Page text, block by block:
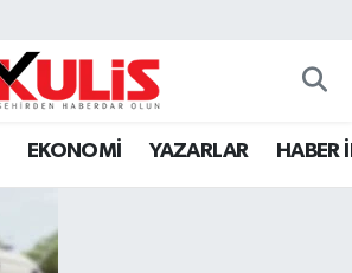
EKONOMİ YAZARLAR HABER